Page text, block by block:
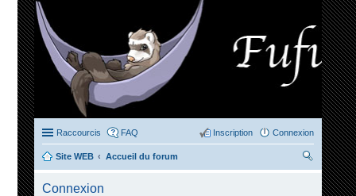
Raccourcis FAQ Connexion
Inscription
Site WEB
Accueil du forum
Connexion